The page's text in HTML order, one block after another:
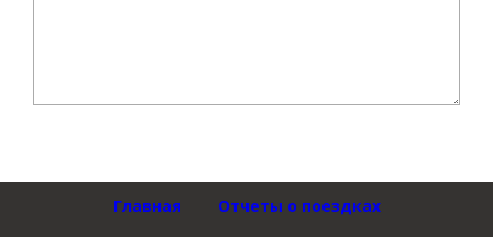
Главная Отчеты о поездках